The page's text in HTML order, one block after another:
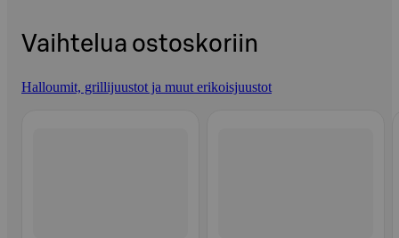
Vaihtelua ostoskoriin
Halloumit, grillijuustot ja muut erikoisjuustot